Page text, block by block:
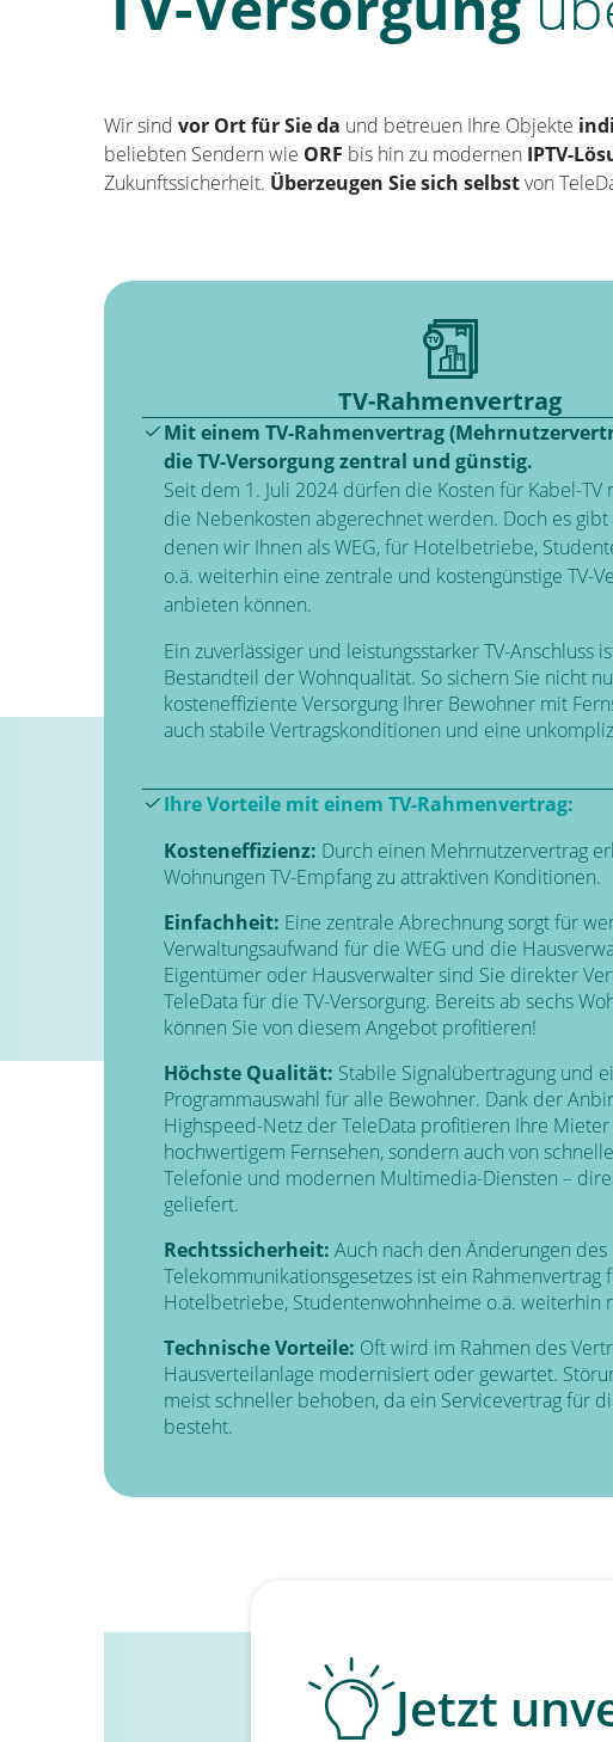
Wir sind vor Ort für Sie da und betreuen Ihre Objekte
beliebten Sendern wie ORF bis hin zu modernen IPTV-
Zukunftssicherheit. Überzeugen Sie sich selbstvon
TV-Rahmenvertrag
Mit einem TV-Rahmenvertrag
die TV-Versorgung zentral und günstig.
Seit dem 1. Juli 2024 dürfen die Kosten für Kabel-
die Nebenkosten abgerechnet werden. Doch es gibt
denen wir Ihnen als WEG, für Hotelbetriebe,
o.ä. weiterhin eine zentrale und kostengünstige TV-
anbieten können.
Ein zuverlässiger und leistungsstarker TV-Anschluss
Bestandteil der Wohnqualität. So sichern Sie nicht
kosteneffiziente Versorgung Ihrer Bewohner mit
auch stabile Vertragskonditionen und eine
Ihre Vorteile mit einem TV-Rahmenvertrag:
Kosteneffizienz: Durch einen Mehrnutzervertrag
Wohnungen TV-Empfang zu attraktiven Konditionen.
Einfachheit: Eine zentrale Abrechnung sorgt für
Verwaltungsaufwand für die WEG und die
Eigentümer oder Hausverwalter sind Sie direkter
TeleData für die TV-Versorgung. Bereits ab sechs
können Sie von diesem Angebot profitieren!
Höchste Qualität: Stabile Signalübertragung und
Programmauswahl für alle Bewohner. Dank der
Highspeed-Netz der TeleData profitieren Ihre
hochwertigem Fernsehen, sondern auch von
Telefonie und modernen Multimedia-Diensten –
geliefert.
Rechtssicherheit: Auch nach den Änderungen des
Telekommunikationsgesetzes ist ein Rahmenvertrag
Hotelbetriebe, Studentenwohnheime o.ä. weiterhin
Technische Vorteile: Oft wird im Rahmen des
Hausverteilanlage modernisiert oder gewartet.
meist schneller behoben, da ein Servicevertrag für
besteht.
Jetzt